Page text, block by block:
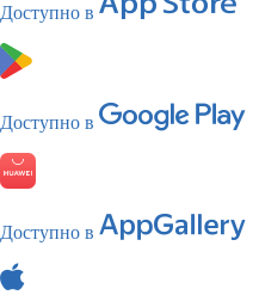
Доступно в
Доступно в
Доступно в